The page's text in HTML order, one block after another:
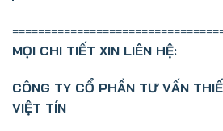
MỌI CHI TIẾT XIN LIÊN HỆ:
CÔNG TY CỔ PHẦN TƯ VẤN
VIỆT TÍN